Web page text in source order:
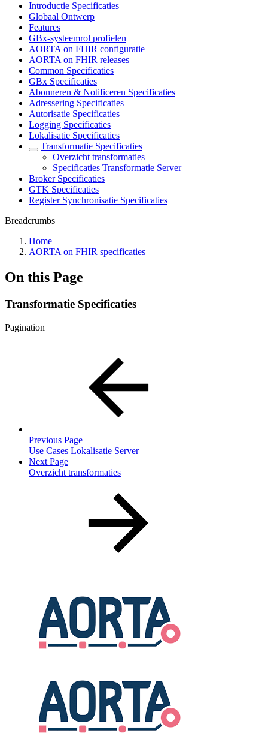
Introductie Specificaties
Globaal Ontwerp
Features
GBx-systeemrol profielen
AORTA on FHIR configuratie
AORTA on FHIR releases
Common Specificaties
GBx Specificaties
Abonneren & Notificeren Specificaties
Adressering Specificaties
Autorisatie Specificaties
Logging Specificaties
Lokalisatie Specificaties
Transformatie Specificaties
Overzicht transformaties
Specificaties Transformatie Server
Broker Specificaties
GTK Specificaties
Register Synchronisatie Specificaties
Breadcrumbs
Home
AORTA on FHIR specificaties
On this Page
Transformatie Specificaties
Pagination
Previous Page
Use Cases Lokalisatie Server
Next Page
Overzicht transformaties